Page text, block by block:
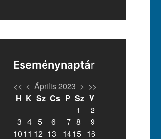
Eseménynaptár
<< < Április 2023 > >>
H K Sz Cs P Sz V
1
2
3 4 5 6 7 8
9
10 11 12 13 1415 16